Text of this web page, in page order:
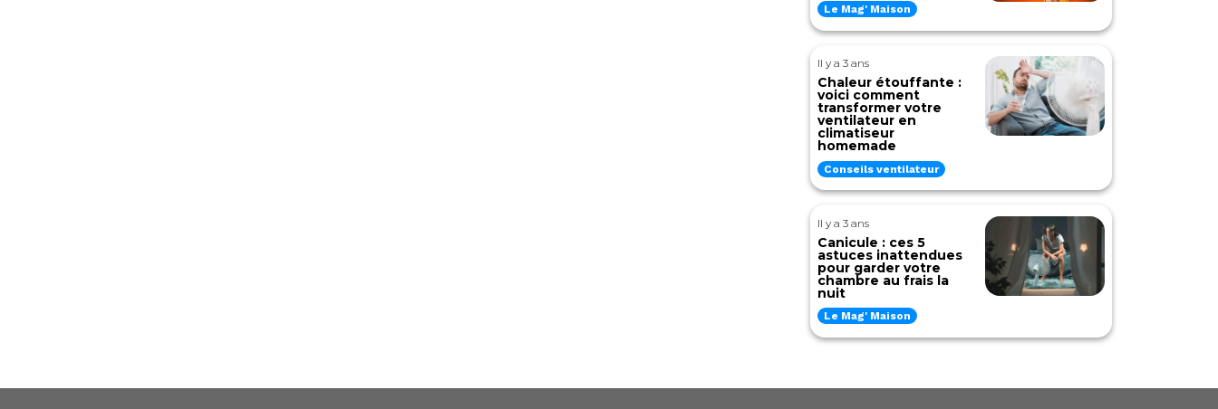
Le Mag' Maison
Il y a 3 ans
Chaleur étouffante :
voici comment
transformer votre
ventilateur en
climatiseur
homemade
Conseils ventilateur
Il y a 3 ans
Canicule : ces 5
astuces inattendues
pour garder votre
chambre au frais la
nuit
Le Mag' Maison